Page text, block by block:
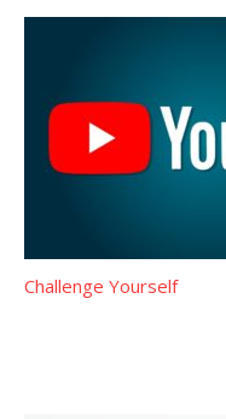
Challenge Yourself